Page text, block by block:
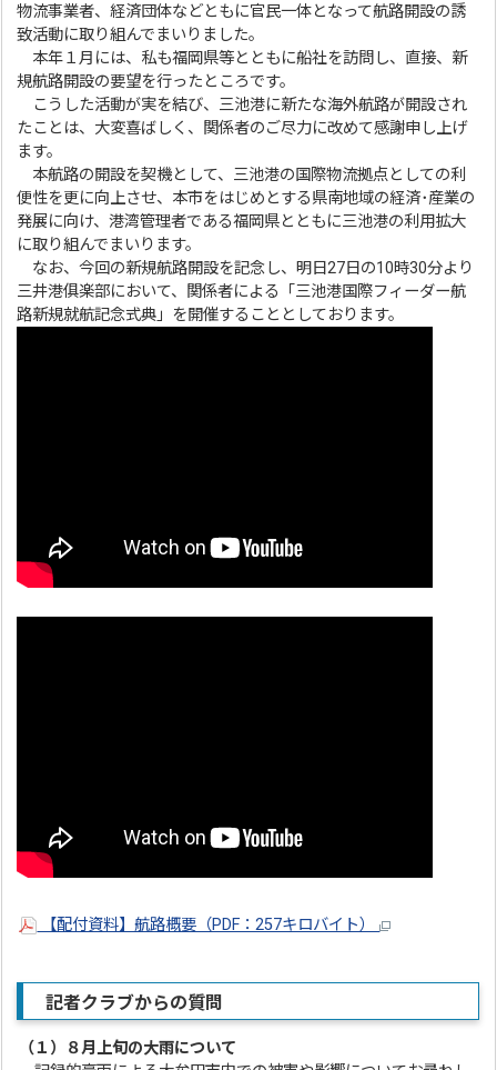
物流事業者、経済団体などともに官民一体となって航路開設の誘
致活動に取り組んでまいりました。
本年１月には、私も福岡県等とともに船社を訪問し、直接、新
規航路開設の要望を行ったところです。
こうした活動が実を結び、三池港に新たな海外航路が開設され
たことは、大変喜ばしく、関係者のご尽力に改めて感謝申し上げ
ます。
本航路の開設を契機として、三池港の国際物流拠点としての利
便性を更に向上させ、本市をはじめとする県南地域の経済･産業の
発展に向け、港湾管理者である福岡県とともに三池港の利用拡大
に取り組んでまいります。
なお、今回の新規航路開設を記念し、明日27日の10時30分より
三井港俱楽部において、関係者による「三池港国際フィーダー航
路新規就航記念式典」を開催することとしております。
【配付資料】航路概要（PDF：257キロバイト）
記者クラブからの質問
（１）
８月上旬の大雨について